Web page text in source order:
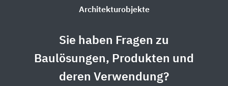
Architekturobjekte
Sie haben Fragen zu
Baulösungen, Produkten und
deren Verwendung?